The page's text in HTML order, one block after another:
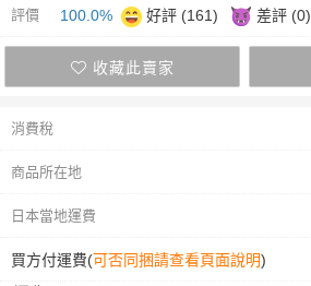
評價 100.0% 好評 (161) 差評 (0)
收藏此賣家
消費稅
商品所在地
日本當地運費
買方付運費(可否同捆請查看頁面說明)